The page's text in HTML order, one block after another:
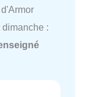
dimanche :